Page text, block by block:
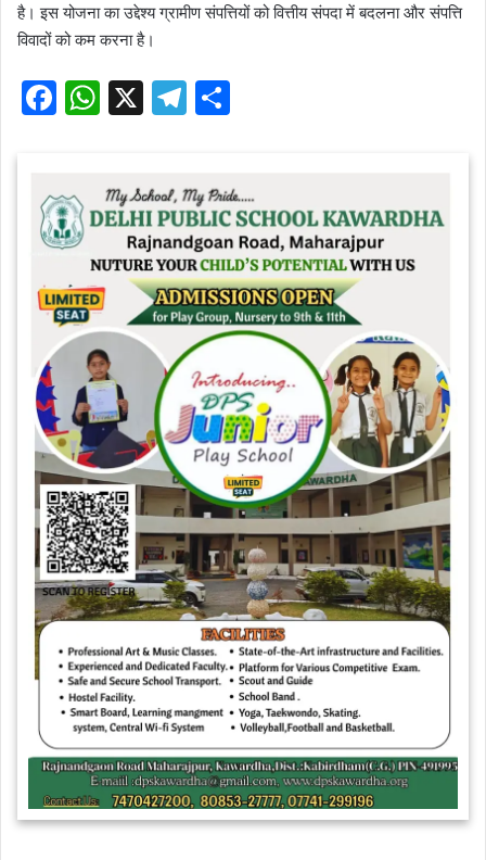
है। इस योजना का उद्देश्य ग्रामीण संपत्तियों को वित्तीय संपदा में बदलना और संपत्ति
विवादों को कम करना है।
F
e
b
o
k
W
s
A
p
p
X
T
gr
a
m
e